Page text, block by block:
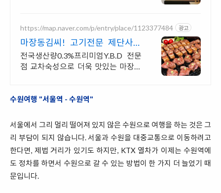
https://map.naver.com/p/entry/place/1123377484 광고
마장동김씨! 고기전문 제단사가
구워주는집
전국생산량0.3%프리미엄Y.B.D 전문
점 교차숙성으로 더욱 맛있는 마장동
집!
수원여행 "서울역 - 수원역"
서울에서 그리 멀리 떨어져 있지 않은 수원으로 여행을 하는 것은 그
리 부담이 되지 않습니다. 서울과 수원을 대중교통으로 이동하려고
한다면, 제법 거리가 있기도 하지만, KTX 열차가 이제는 수원역에
도 정차를 하면서 수원으로 갈 수 있는 방법이 한 가지 더 늘었기 때
문입니다.